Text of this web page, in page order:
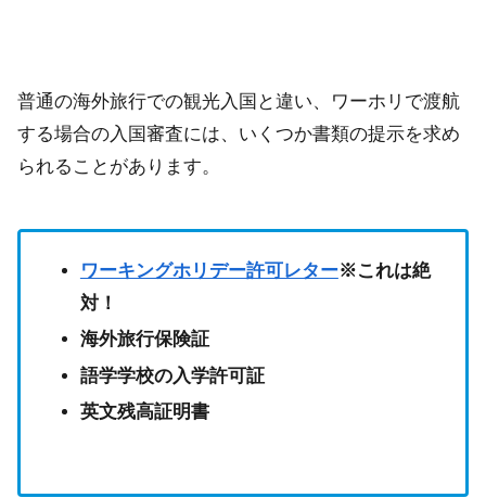
普通の海外旅行での観光入国と違い、ワーホリで渡航
する場合の入国審査には、いくつか書類の提示を求め
られることがあります。
ワーキングホリデー許可レター※これは絶
対！
海外旅行保険証
語学学校の入学許可証
英文残高証明書